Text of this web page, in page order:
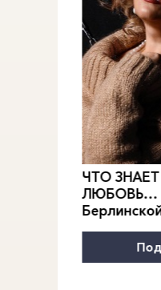
0">
ЧТО
ЛЮБОВЬ…